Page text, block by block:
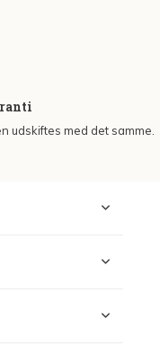
udskiftes med det samme.